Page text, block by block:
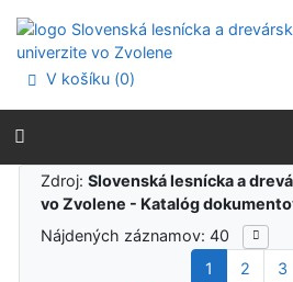
Prejsť na menu
Prehlásenie o webovej prístupnosti
V košíku (0)
Výsledky
Zdroj:Slovenská lesnícka a
vo Zvolene - Katalóg
Nájdených záznamov: 40
1
2 3